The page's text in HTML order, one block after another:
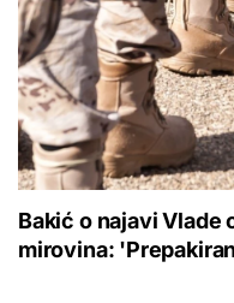
Bakić o najavi
mirovina: